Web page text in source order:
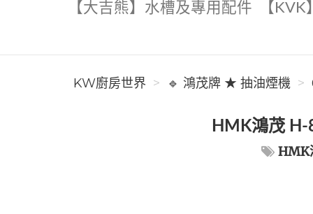
【大吉熊】水槽及專用配件 【
KW廚房世界 🔹 鴻茂牌 ★ 抽油煙機
HMK鴻茂
HMK